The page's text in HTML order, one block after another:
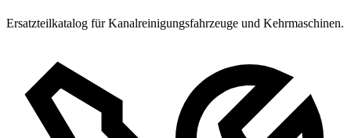
Ersatzteilkatalog für Kanalreinigungsfahrzeuge und Kehrmaschinen.